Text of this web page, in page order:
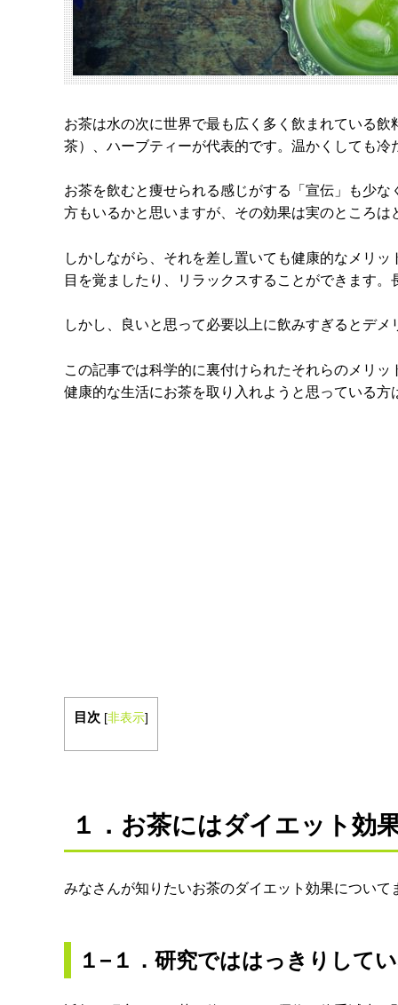
お茶は水の次に世界で最も広く多く飲まれている
茶）、ハーブティーが代表的です。温かくしても
お茶を飲むと痩せられる感じがする「宣伝」も少
方もいるかと思いますが、その効果は実のところは
しかしながら、それを差し置いても健康的なメリ
目を覚ましたり、リラックスすることができます
しかし、良いと思って必要以上に飲みすぎるとデ
この記事では科学的に裏付けられたそれらのメリ
健康的な生活にお茶を取り入れようと思っている
目次 [非表示]
１．お茶にはダイエット効
みなさんが知りたいお茶のダイエット効果について
１−１．研究でははっきりして